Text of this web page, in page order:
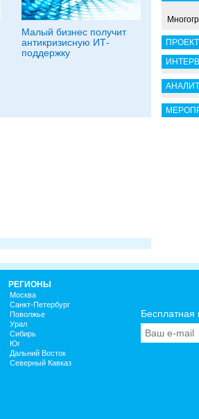
Малый бизнес получит
антикризисную ИТ-
поддержку
РЕГИОНЫ
Москва
Санкт-Петербург
Поволжье
Урал
Сибирь
Юг
Дальний Восток
Северный Кавказ
Бесплатная